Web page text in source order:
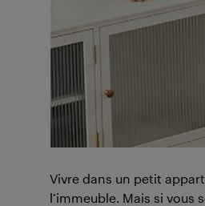
Vivre dans un petit
l’immeuble. Mais si